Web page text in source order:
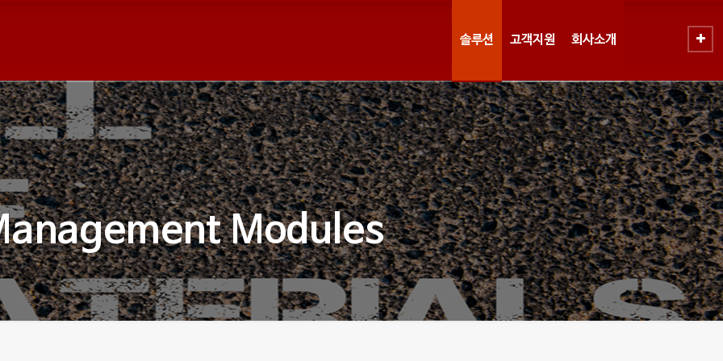
솔루션 고객지원 회사소개
Modules